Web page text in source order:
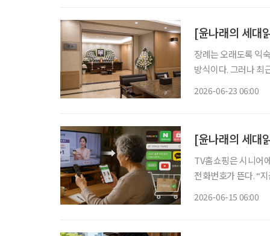
[윤나래의 세대
장례는 오래도록 익
방식이다. 그러나 최
2026-06-23 06:00
[윤나래의 세대
TV홈쇼핑은 시니어
전화번호가 뜬다. “
2026-06-15 06:00